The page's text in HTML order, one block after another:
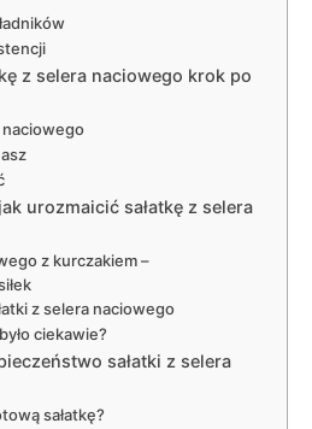
z selera naciowego krok po
urozmaicić sałatkę z selera
z kurczakiem –
z selera naciowego
ciekawie?
sałatki z selera
sałatkę?